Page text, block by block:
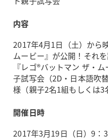
内容
2017年4月1日（土）から
ムービー』が公開！それ
『レゴ®バットマン ザ・
子試写会（2D・日本語吹
様（親子2名1組もしくは3
開催日時
2017年3月19日（日）9：